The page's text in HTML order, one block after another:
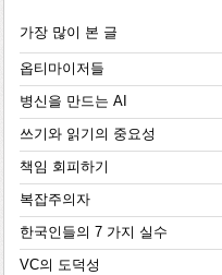
가장 많이 본 글
옵티마이저들
병신을 만드는 AI
쓰기와 읽기의 중요성
책임 회피하기
복잡주의자
한국인들의 7 가지 실수
VC의 도덕성